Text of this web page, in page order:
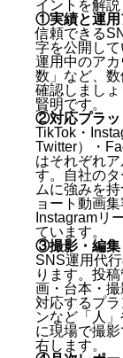
イントを解説
①実績と運用
信頼できる
字を公開し
運用中のア
数」など、
確認しまし
賢明です。
②対応プラッ
TikTok・
Twitter）・
はそれぞれ
す。自社の
ムに強みを
ョート動画
Instagramリ
ています。
③撮影・編集
SNS運用代
ります。投
画・台本・
対応するプ
ンなど「人
に現場で撮
右します。